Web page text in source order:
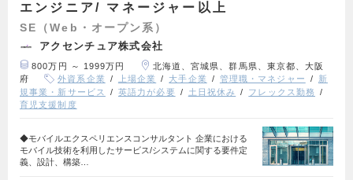
エンジニア/ マネージャー以上
SE（Web・オープン系）
アクセンチュア株式会社
800万円 ～ 1999万円
北海道、宮城県、群馬県、東京都、大阪
府
外資系企業 上場企業 大手企業 管理職・マネジャー
新
規事業・新サービス
英語力が必要 土日祝休み
フレックス勤務
育児支援制度
◆モバイルエクスペリエンスコンサルタント 企業における
モバイル技術を利用したサービス/システムに関する要件定
義、設計、構築…